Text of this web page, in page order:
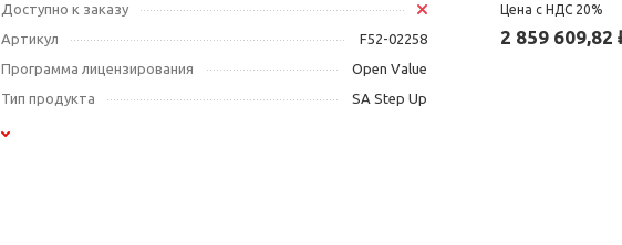
Доступно к заказу
Артикул
F52-02258
Программа лицензирования
Open Value
Тип продукта
SA Step Up
Цена с НДС 20%
2 859 609,82